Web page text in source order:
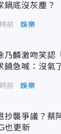
鍋底沒灰塵？
前 娛樂
乃麟激吻笑認
饒急喊：沒氣
前 娛樂
抄襲爭議？
也更新